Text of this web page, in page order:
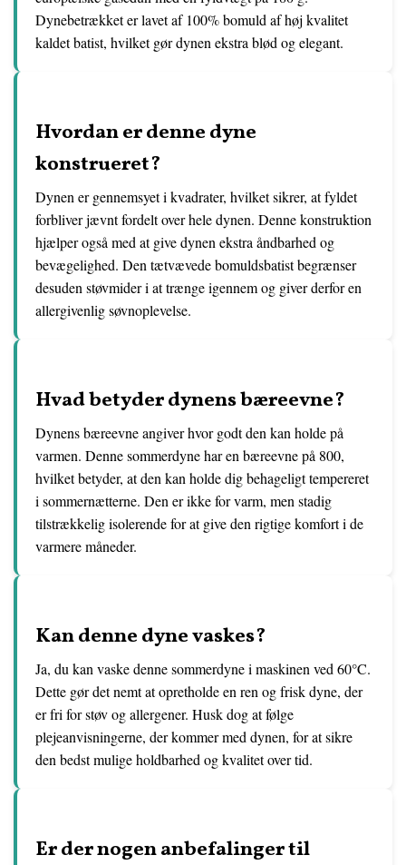
Dynebetrækket er lavet af 100% bomuld af høj kvalitet
kaldet batist, hvilket gør dynen ekstra blød og elegant.
Hvordan er denne dyne
konstrueret?
Dynen er gennemsyet i kvadrater, hvilket sikrer, at fyldet
forbliver jævnt fordelt over hele dynen. Denne konstruktion
hjælper også med at give dynen ekstra åndbarhed og
bevægelighed. Den tætvævede bomuldsbatist begrænser
desuden støvmider i at trænge igennem og giver derfor en
allergivenlig søvnoplevelse.
Hvad betyder dynens bæreevne?
Dynens bæreevne angiver hvor godt den kan holde på
varmen. Denne sommerdyne har en bæreevne på 800,
hvilket betyder, at den kan holde dig behageligt tempereret
i sommernætterne. Den er ikke for varm, men stadig
tilstrækkelig isolerende for at give den rigtige komfort i de
varmere måneder.
Kan denne dyne vaskes?
Ja, du kan vaske denne sommerdyne i maskinen ved 60°C.
Dette gør det nemt at opretholde en ren og frisk dyne, der
er fri for støv og allergener. Husk dog at følge
plejeanvisningerne, der kommer med dynen, for at sikre
den bedst mulige holdbarhed og kvalitet over tid.
Er der nogen anbefalinger til